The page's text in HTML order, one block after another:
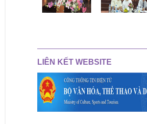
LIÊN KẾT WEBSITE